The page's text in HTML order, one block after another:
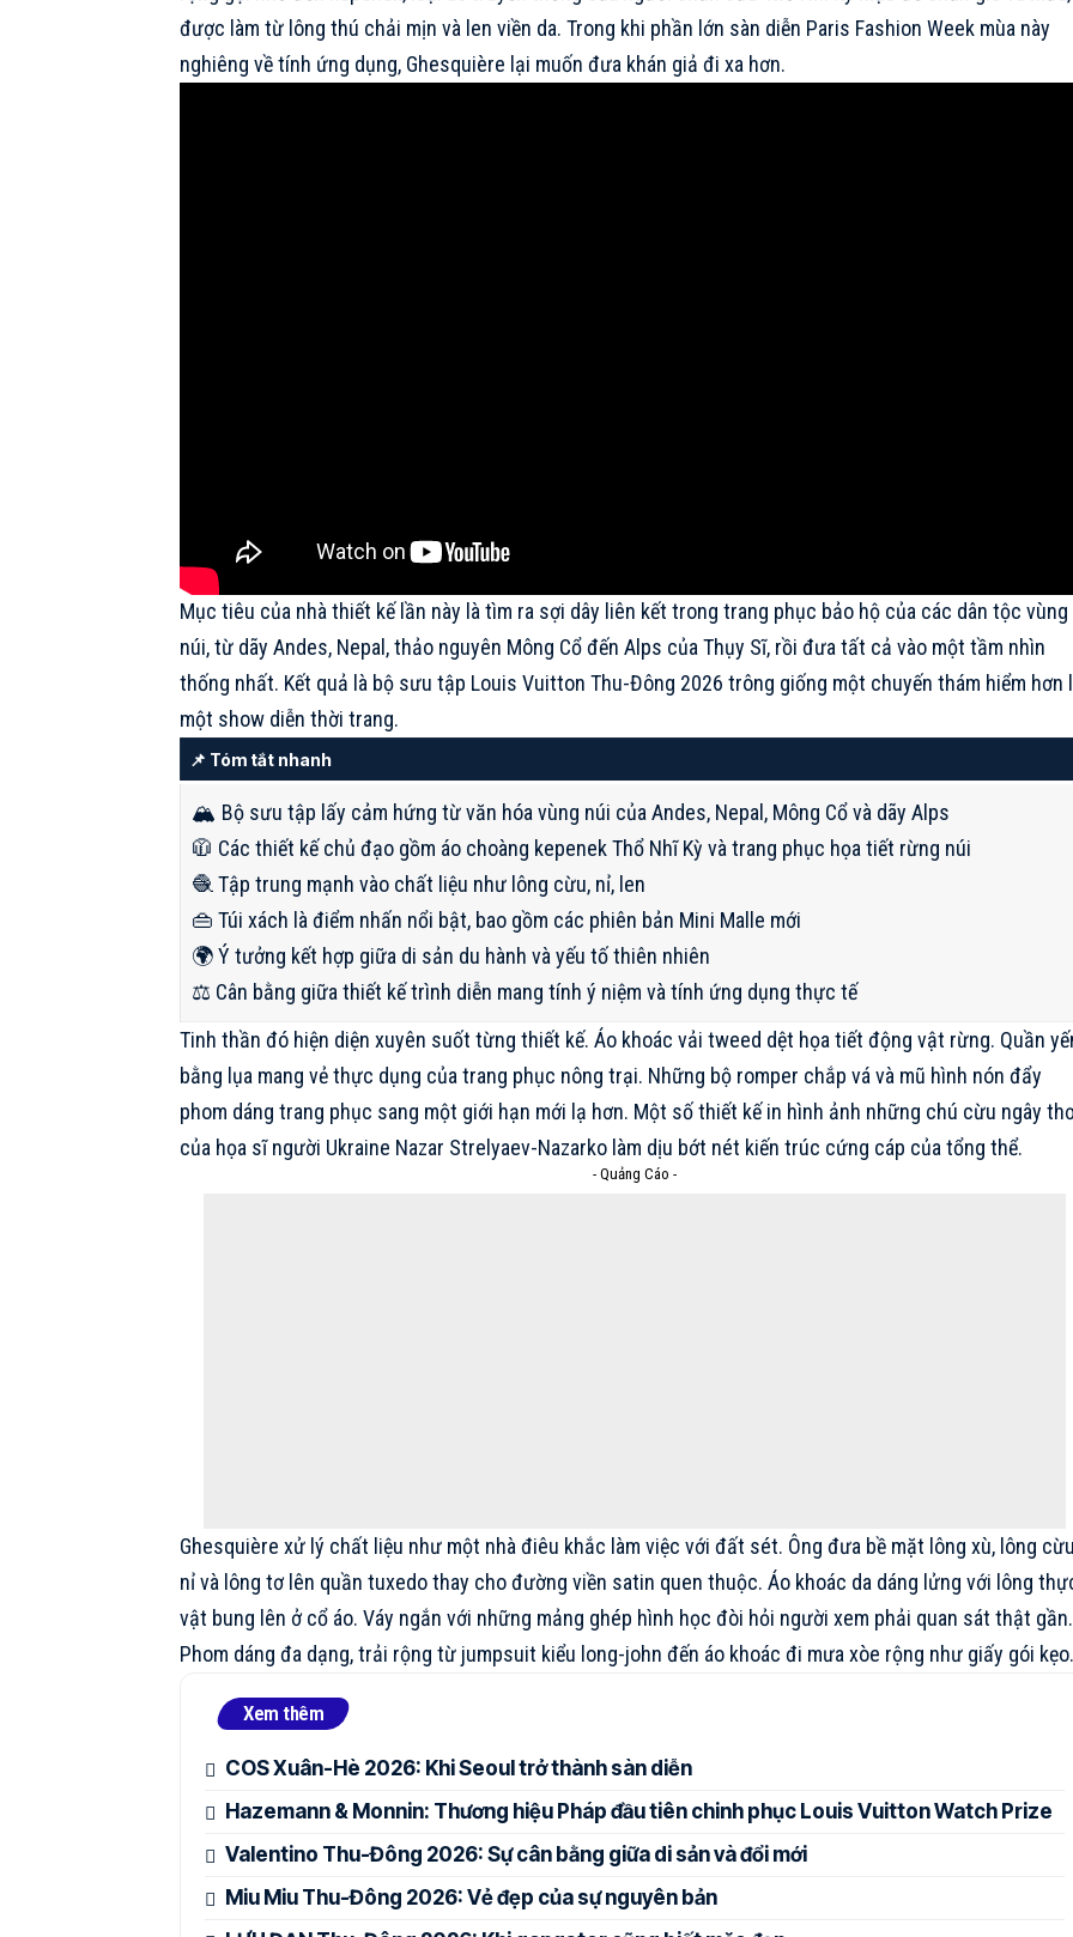
được làm từ lông thú chải mịn và len viền da. Trong khi phần lớn sàn diễn Paris Fashion Week mùa này
nghiêng về tính ứng dụng, Ghesquière lại muốn đưa khán giả đi xa hơn.
Mục tiêu của nhà thiết kế lần này là tìm ra sợi dây liên kết trong trang phục bảo hộ của các dân tộc vùng
núi, từ dãy Andes, Nepal, thảo nguyên Mông Cổ đến Alps của Thụy Sĩ, rồi đưa tất cả vào một tầm nhìn
thống nhất. Kết quả là bộ sưu tập Louis Vuitton Thu-Đông 2026 trông giống một chuyến thám hiểm hơn
một show diễn thời trang.
📌 Tóm tắt nhanh
🏔️ Bộ sưu tập lấy cảm hứng từ văn hóa vùng núi của Andes, Nepal, Mông Cổ và dãy Alps
🧥 Các thiết kế chủ đạo gồm áo choàng kepenek Thổ Nhĩ Kỳ và trang phục họa tiết rừng núi
🧶 Tập trung mạnh vào chất liệu như lông cừu, nỉ, len
👜 Túi xách là điểm nhấn nổi bật, bao gồm các phiên bản Mini Malle mới
🌍 Ý tưởng kết hợp giữa di sản du hành và yếu tố thiên nhiên
⚖️ Cân bằng giữa thiết kế trình diễn mang tính ý niệm và tính ứng dụng thực tế
Tinh thần đó hiện diện xuyên suốt từng thiết kế. Áo khoác vải tweed dệt họa tiết động vật rừng. Quần
bằng lụa mang vẻ thực dụng của trang phục nông trại. Những bộ romper chắp vá và mũ hình nón đẩy
phom dáng trang phục sang một giới hạn mới lạ hơn. Một số thiết kế in hình ảnh những chú cừu ngây
của họa sĩ người Ukraine Nazar Strelyaev-Nazarko làm dịu bớt nét kiến trúc cứng cáp của tổng thể.
- Quảng Cáo -
Ghesquière xử lý chất liệu như một nhà điêu khắc làm việc với đất sét. Ông đưa bề mặt lông xù, lông
nỉ và lông tơ lên quần tuxedo thay cho đường viền satin quen thuộc. Áo khoác da dáng lửng với lông
vật bung lên ở cổ áo. Váy ngắn với những mảng ghép hình học đòi hỏi người xem phải quan sát thật gần.
Phom dáng đa dạng, trải rộng từ jumpsuit kiểu long-john đến áo khoác đi mưa xòe rộng như giấy gói
Xem thêm
COS Xuân-Hè 2026: Khi Seoul trở thành sàn diễn
Hazemann & Monnin: Thương hiệu Pháp đầu tiên chinh phục Louis Vuitton Watch Prize
Valentino Thu-Đông 2026: Sự cân bằng giữa di sản và đổi mới
Miu Miu Thu-Đông 2026: Vẻ đẹp của sự nguyên bản